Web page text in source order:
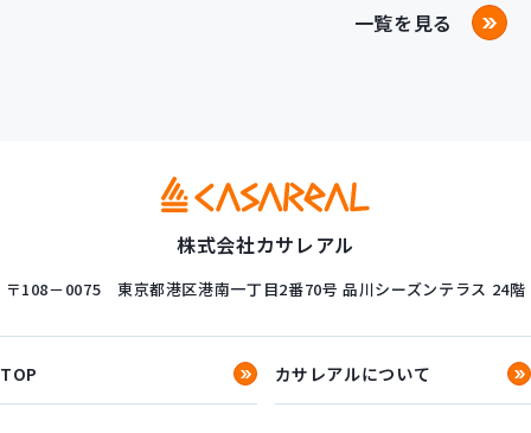
一覧を見る
株式会社カサレアル
〒108－0075 東京都港区港南一丁目2番70号 品川シーズンテラス 24階
TOP カサレアルについて